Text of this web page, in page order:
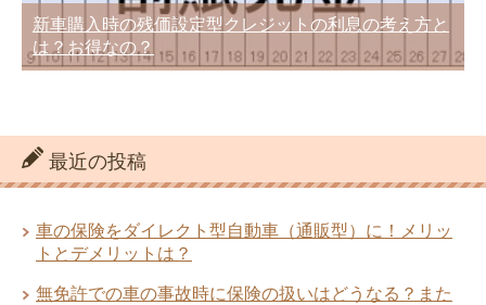
新車購入時の残価設定型クレジットの利息の考え方と
は？お得なの？
最近の投稿
車の保険をダイレクト型自動車（通販型）に！メリッ
トとデメリットは？
無免許での車の事故時に保険の扱いはどうなる？また